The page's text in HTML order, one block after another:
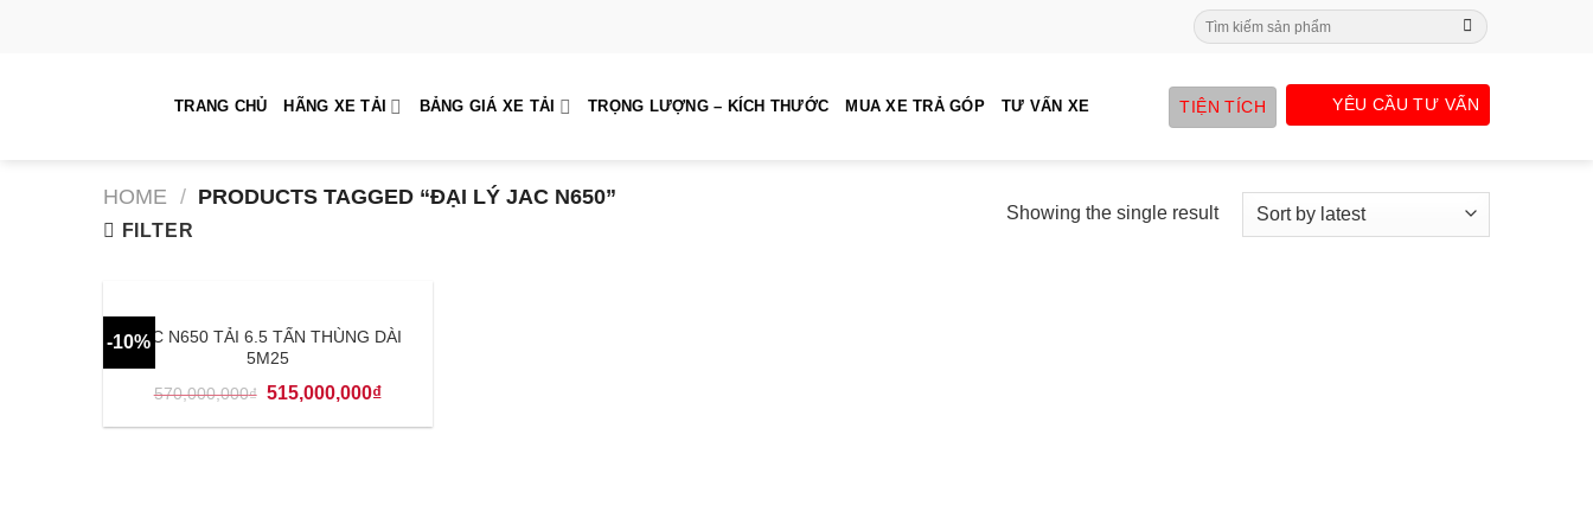
Search
for:
TRANG CHỦ HÃNG XE TẢI BẢNG GIÁ XE TẢI TRỌNG LƯỢNG – KÍCH THƯỚC MUA XE TRẢ GÓP TƯ VẤN XE TIỆN TÍCH YÊU CẦU TƯ VẤN
HOME / PRODUCTS TAGGED “ĐẠI LÝ JAC N650”
FILTER
Showing the single result
-10%JAC N650 TẢI 6.5 TẤN THÙNG DÀI
5M25
570,000,000₫ 515,000,000₫